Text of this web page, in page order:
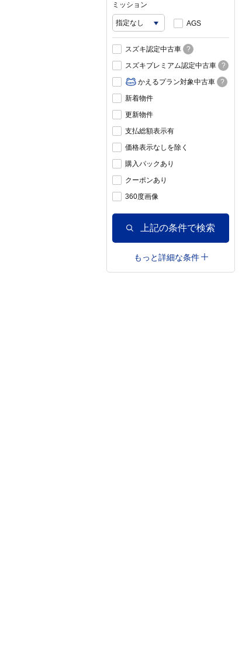
ミッション
AGS
スズキ認定中古車
?
スズキプレミアム認定中古車
?
かえるプラン対象中古車
?
新着物件
更新物件
支払総額表示有
価格表示なしを除く
購入パックあり
クーポンあり
360度画像
上記の条件で検索
もっと詳細な条件